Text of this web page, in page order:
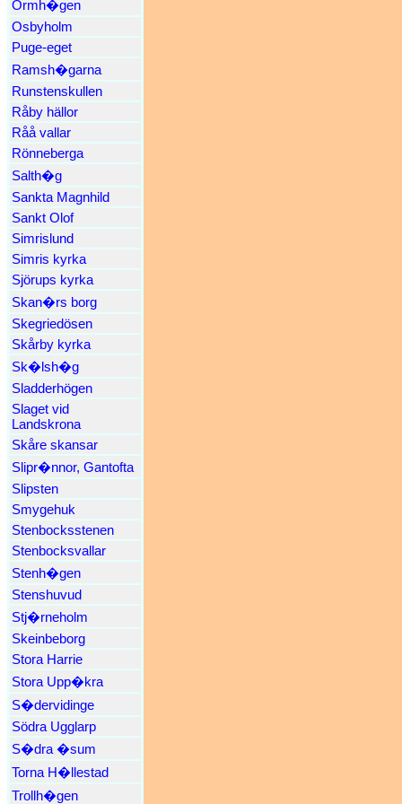
Ormh�gen
Osbyholm
Puge-eget
Ramsh�garna
Runstenskullen
Råby hällor
Råå vallar
Rönneberga
Salth�g
Sankta Magnhild
Sankt Olof
Simrislund
Simris kyrka
Sjörups kyrka
Skan�rs borg
Skegriedösen
Skårby kyrka
Sk�lsh�g
Sladderhögen
Slaget vid
Landskrona
Skåre skansar
Slipr�nnor, Gantofta
Slipsten
Smygehuk
Stenbocksstenen
Stenbocksvallar
Stenh�gen
Stenshuvud
Stj�rneholm
Skeinbeborg
Stora Harrie
Stora Upp�kra
S�dervidinge
Södra Ugglarp
S�dra �sum
Torna H�llestad
Trollh�gen